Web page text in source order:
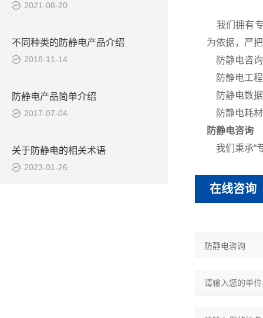
2021-08-20
不同种类的防静电产品介绍
2018-11-14
防静电产品简单介绍
2017-07-04
关于防静电的相关术语
2023-01-26
我们拥有专
为依据，严
防静电咨
防静电工程
防静电数据
防静电耗材
防静电咨询
我们秉承“
在线咨询